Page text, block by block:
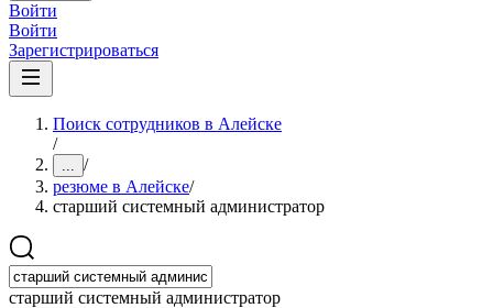
Войти
Войти
Зарегистрироваться
Поиск сотрудников в Алейске
/
... /
резюме в Алейске/
старший системный администратор
старший системный администратор